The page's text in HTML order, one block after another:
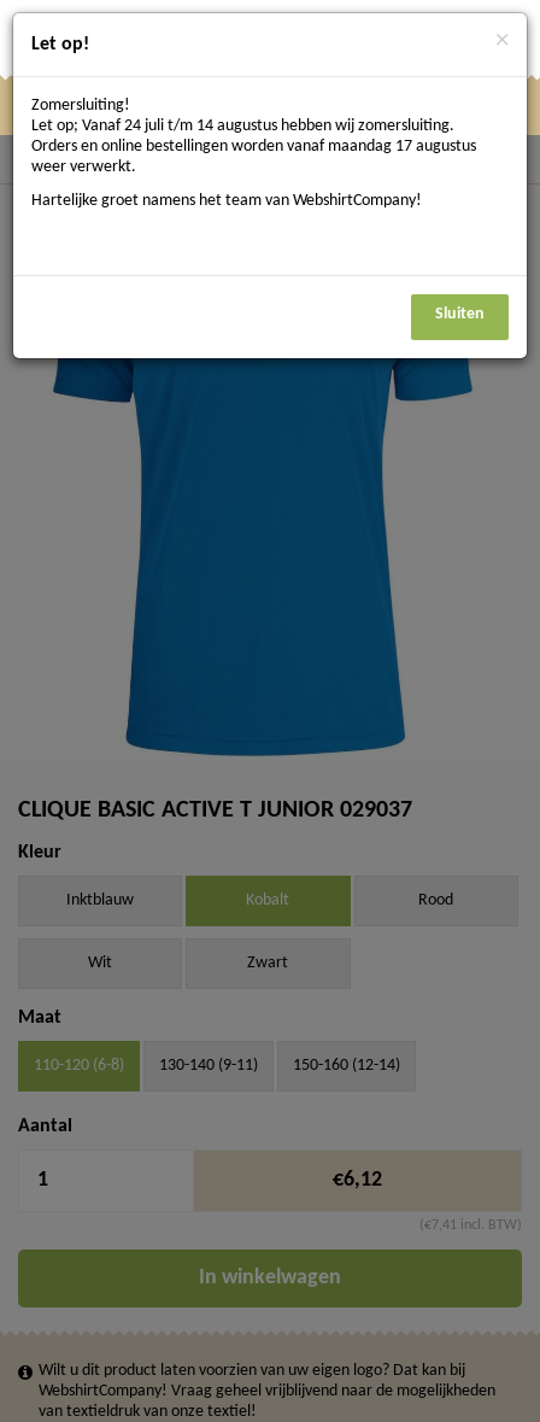
hier
Terug naar Bedrijfskleding
CLIQUE BASIC ACTIVE T JUNIOR 029037
Kleur
Inktblauw Kobalt Rood
Wit Zwart
Maat
110-120 (6-8) 130-140 (9-11) 150-160 (12-14)
Aantal
€6,12
(€7,41 incl. BTW)
In winkelwagen
Wilt u dit product laten voorzien van uw eigen logo? Dat kan bij
WebshirtCompany! Vraag geheel vrijblijvend naar de mogelijkheden
van textieldruk van onze textiel!
Let op! ×
Zomersluiting!
Let op; Vanaf 24 juli t/m 14 augustus hebben wij zomersluiting.
Orders en online bestellingen worden vanaf maandag 17 augustus
weer verwerkt.
Hartelijke groet namens het team van WebshirtCompany!
Sluiten